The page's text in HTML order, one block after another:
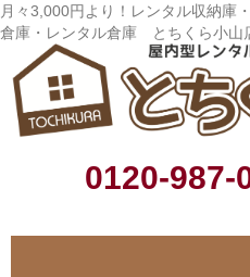
月々3,000円より！レンタル収納庫
倉庫・レンタル倉庫 とちくら小山
0120-987-